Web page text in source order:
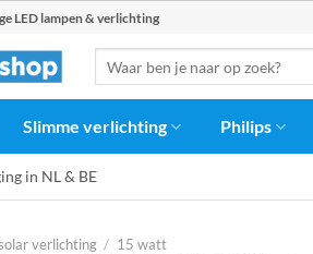
LED lampen & verlichting
naar:
Slimme verlichting Philips
in NL & BE
verlichting / 15 watt